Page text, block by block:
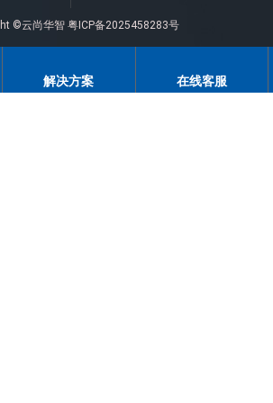
©云尚华智 粤ICP备2025458283号
解决方案 在线客服